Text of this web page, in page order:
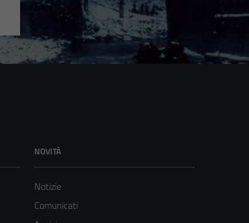
NOVITÀ
Notizie
Comunicati